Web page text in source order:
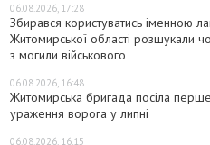
06.08.2026, 17:28
Збирався користуватись іменною
Житомирської області розшукали
з могили військового
06.08.2026, 16:48
Житомирська бригада посіла
ураження ворога у липні
06.08.2026, 16:15